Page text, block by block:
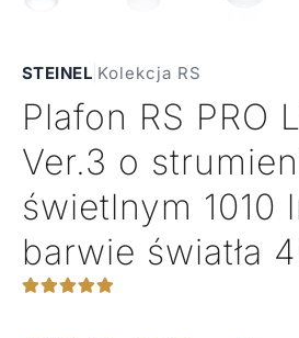
STEINEL Kolekcja RS
Plafon RS PRO
Ver.3 o
świetlnym 1010
barwie światła